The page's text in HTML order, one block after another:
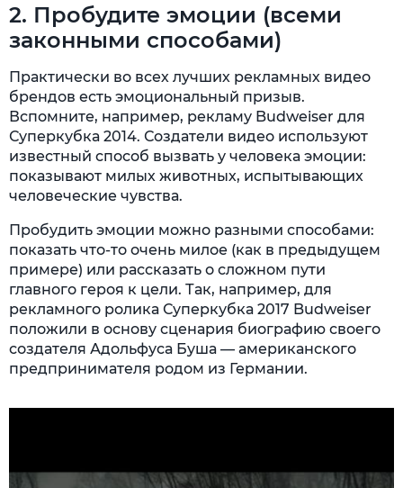
2. Пробудите эмоции (всеми
законными способами)
Практически во всех лучших рекламных видео
брендов есть эмоциональный призыв.
Вспомните, например, рекламу Budweiser для
Суперкубка 2014. Создатели видео используют
известный способ вызвать у человека эмоции:
показывают милых животных, испытывающих
человеческие чувства.
Пробудить эмоции можно разными способами:
показать что-то очень милое (как в предыдущем
примере) или рассказать о сложном пути
главного героя к цели. Так, например, для
рекламного ролика Суперкубка 2017 Budweiser
положили в основу сценария биографию своего
создателя Адольфуса Буша — американского
предпринимателя родом из Германии.